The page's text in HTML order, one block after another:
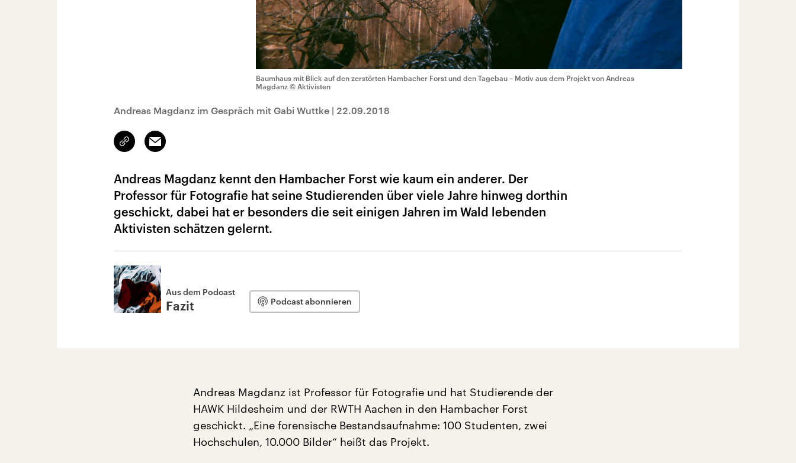
Baumhaus mit Blick auf den zerstörten Hambacher Forst und den Tagebau – Motiv aus dem Projekt von Andreas
Magdanz © Aktivisten
Andreas Magdanz im Gespräch mit Gabi Wuttke | 22.09.2018
Link
kopieren/teilen
Email
Andreas Magdanz kennt den Hambacher Forst wie kaum ein anderer. Der
Professor für Fotografie hat seine Studierenden über viele Jahre hinweg dorthin
geschickt, dabei hat er besonders die seit einigen Jahren im Wald lebenden
Aktivisten schätzen gelernt.
Aus dem Podcast
Fazit Podcast abonnieren
Andreas Magdanz ist Professor für Fotografie und hat Studierende der
HAWK Hildesheim und der RWTH Aachen in den Hambacher Forst
geschickt. „Eine forensische Bestandsaufnahme: 100 Studenten, zwei
Hochschulen, 10.000 Bilder“ heißt das Projekt.